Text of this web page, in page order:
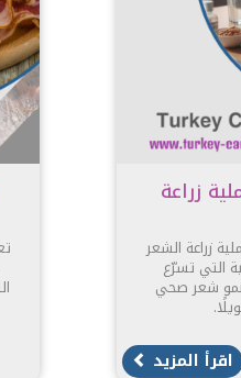
زراعة
زراعة الشعر
التي تسرّع
نمو شعر صحي
اقرأ المزيد